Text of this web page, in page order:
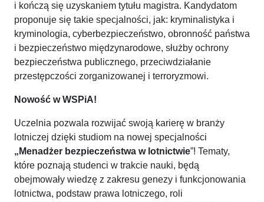
i kończą się uzyskaniem tytułu magistra. Kandydatom
proponuje się takie specjalności, jak: kryminalistyka i
kryminologia, cyberbezpieczeństwo, obronność państwa
i bezpieczeństwo międzynarodowe, służby ochrony
bezpieczeństwa publicznego, przeciwdziałanie
przestępczości zorganizowanej i terroryzmowi.
Nowość w WSPiA!
Uczelnia pozwala rozwijać swoją karierę w branży
lotniczej dzięki studiom na nowej specjalności
„Menadżer bezpieczeństwa w lotnictwie”! Tematy,
które poznają studenci w trakcie nauki, będą
obejmowały wiedzę z zakresu genezy i funkcjonowania
lotnictwa, podstaw prawa lotniczego, roli